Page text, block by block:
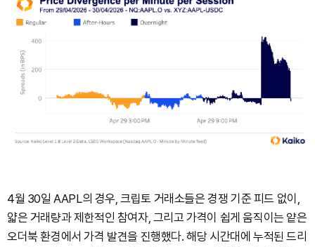
4월 30일 AAPL의 경우, 크립토 거래소들은 경쟁 기준 피드 없이,
얇은 거래량과 제한적인 참여자, 그리고 가격이 쉽게 움직이는 얕은
오더북 환경에서 가격 발견을 진행했다. 해당 시간대에 누적된 드리